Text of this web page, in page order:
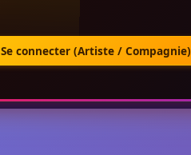
Se connecter (Artiste / Compagnie)